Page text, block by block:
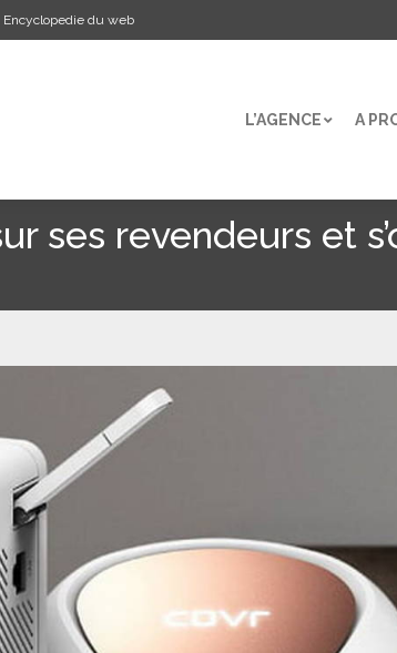
Encyclopedie du web
L’AGENCE A
ses revendeurs et